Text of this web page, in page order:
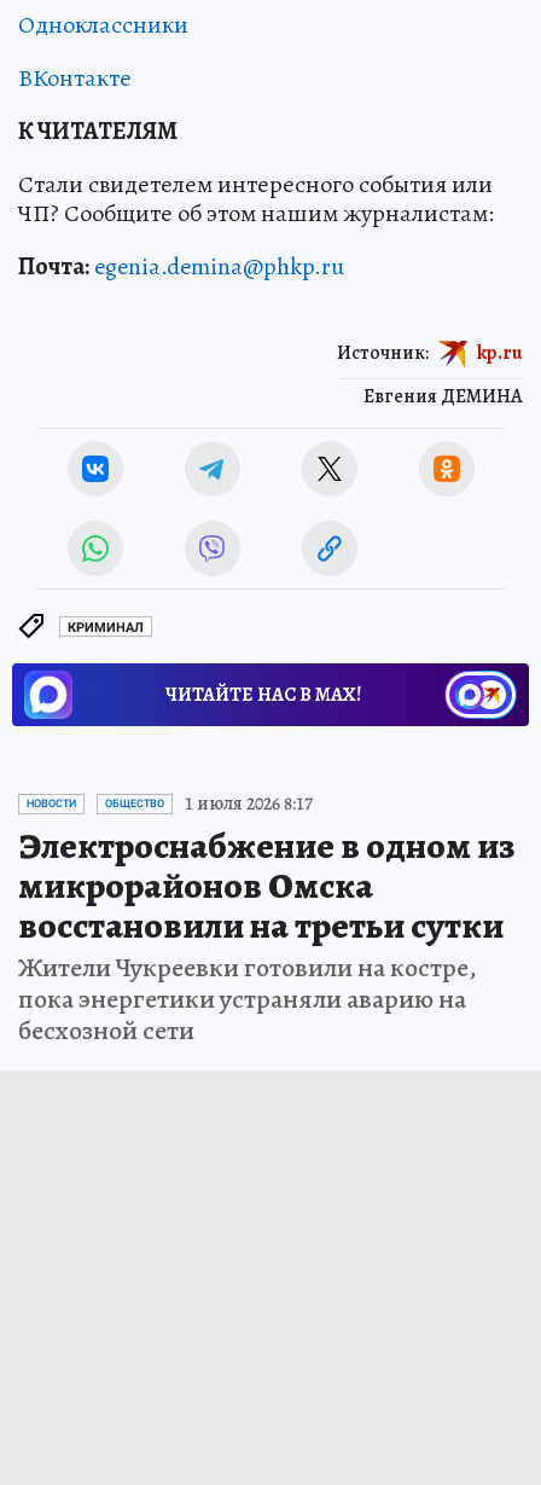
Одноклассники
ВКонтакте
К ЧИТАТЕЛЯМ
Стали свидетелем интересного события или
ЧП? Сообщите об этом нашим журналистам:
Почта:egenia.demina@phkp.ru
Евгения ДЕМИНА
Источник: kp.ru
КРИМИНАЛ
ЧИТАЙТЕ НАС В МАХ!
НОВОСТИ ОБЩЕСТВО 1 июля 2026 8:17
Электроснабжение в одном из
микрорайонов Омска
восстановили на третьи сутки
Жители Чукреевки готовили на костре,
пока энергетики устраняли аварию на
бесхозной сети